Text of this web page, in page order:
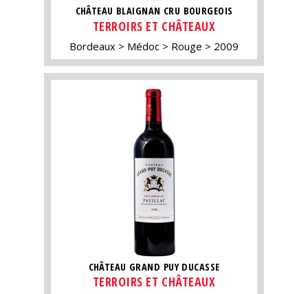
CHÂTEAU BLAIGNAN CRU BOURGEOIS
TERROIRS ET CHÂTEAUX
Bordeaux Médoc Rouge 2009
CHÂTEAU GRAND PUY DUCASSE
TERROIRS ET CHÂTEAUX